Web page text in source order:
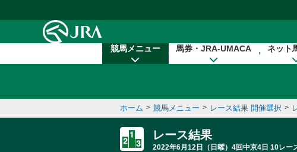
競馬メニュー 馬券・JRA-UMACA ネット
ホーム > 競馬メニュー > レース結果 開催選択 >
レース結果
2022年6月12日（日曜）4回中京4日 10レー